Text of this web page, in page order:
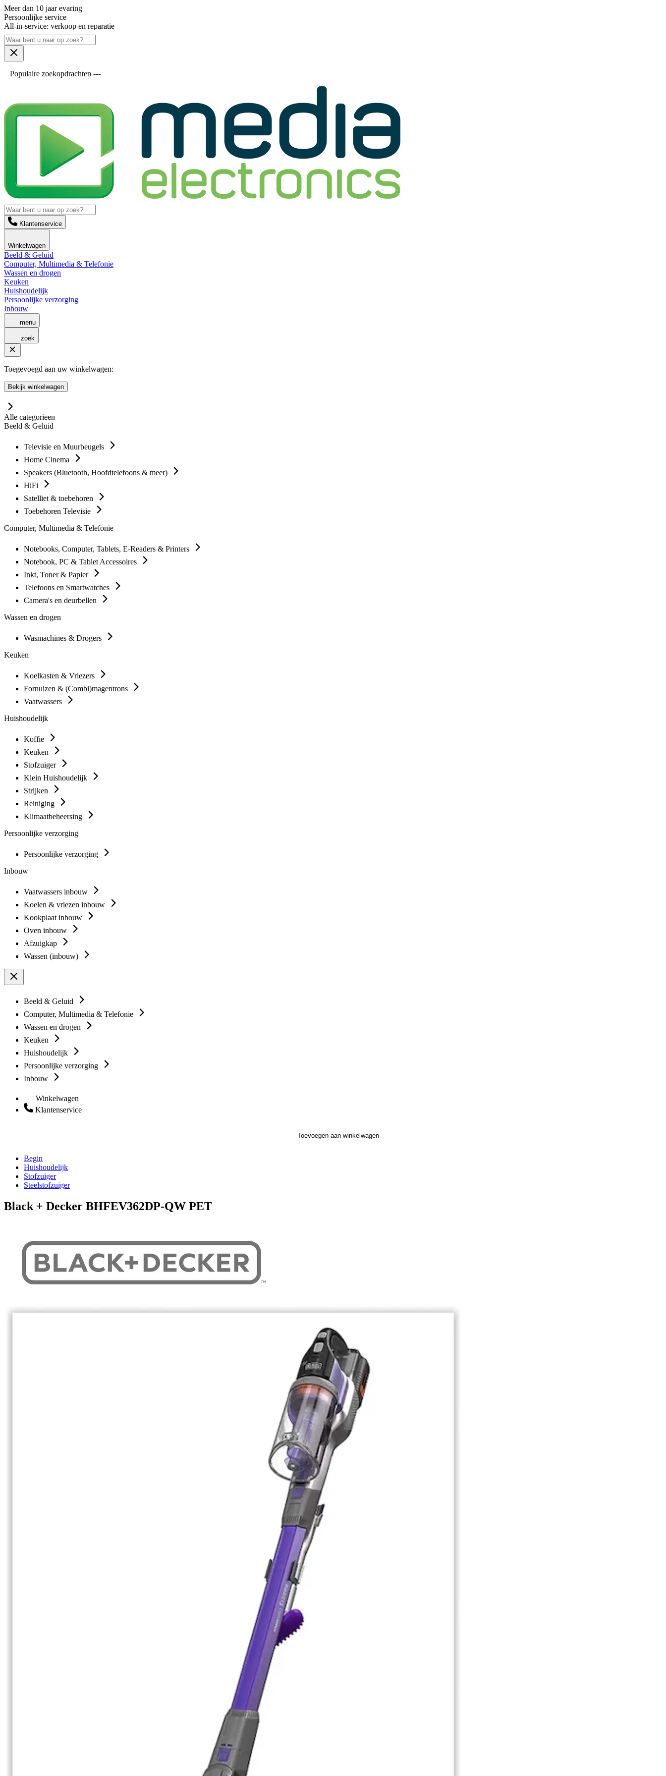
Meer dan 10 jaar evaring
Persoonlijke service
All-in-service: verkoop en reparatie
Populaire zoekopdrachten ---
Klantenservice
Winkelwagen
Beeld & Geluid
Computer, Multimedia & Telefonie
Wassen en drogen
Keuken
Huishoudelijk
Persoonlijke verzorging
Inbouw
menu
zoek
Toegevoegd aan uw winkelwagen:
Bekijk winkelwagen
Alle categorieen
Beeld & Geluid
Televisie en Muurbeugels
Home Cinema
Speakers (Bluetooth, Hoofdtelefoons & meer)
HiFi
Satelliet & toebehoren
Toebehoren Televisie
Computer, Multimedia & Telefonie
Notebooks, Computer, Tablets, E-Readers & Printers
Notebook, PC & Tablet Accessoires
Inkt, Toner & Papier
Telefoons en Smartwatches
Camera's en deurbellen
Wassen en drogen
Wasmachines & Drogers
Keuken
Koelkasten & Vriezers
Fornuizen & (Combi)magentrons
Vaatwassers
Huishoudelijk
Koffie
Keuken
Stofzuiger
Klein Huishoudelijk
Strijken
Reiniging
Klimaatbeheersing
Persoonlijke verzorging
Persoonlijke verzorging
Inbouw
Vaatwassers inbouw
Koelen & vriezen inbouw
Kookplaat inbouw
Oven inbouw
Afzuigkap
Wassen (inbouw)
Beeld & Geluid
Computer, Multimedia & Telefonie
Wassen en drogen
Keuken
Huishoudelijk
Persoonlijke verzorging
Inbouw
Winkelwagen
Klantenservice
Toevoegen aan winkelwagen
Begin
Huishoudelijk
Stofzuiger
Steelstofzuiger
Black + Decker BHFEV362DP-QW PET